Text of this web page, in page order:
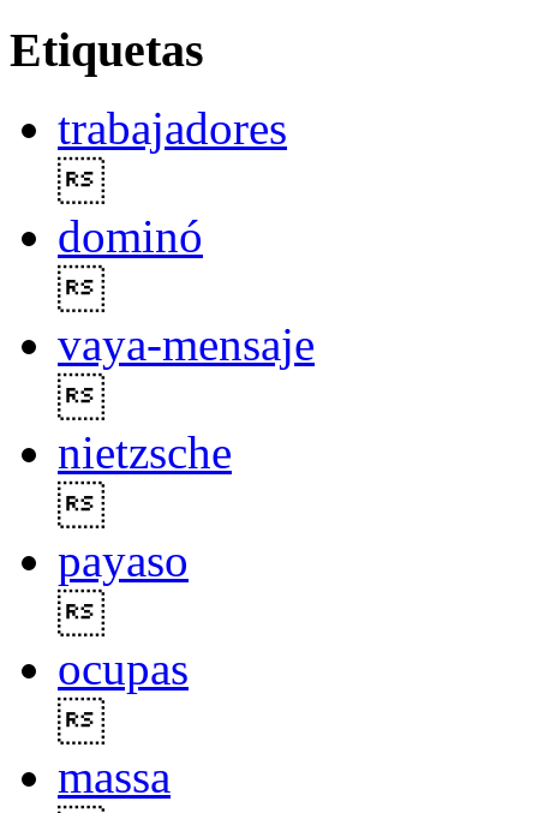
Etiquetas
trabajadores
dominó
vaya-mensaje
nietzsche
payaso
ocupas
massa